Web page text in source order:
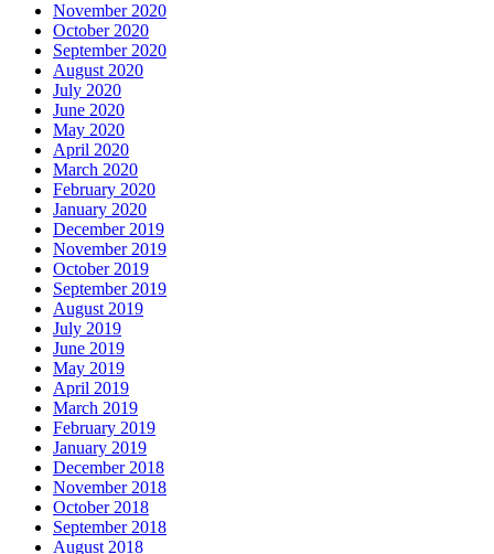
November 2020
October 2020
September 2020
August 2020
July 2020
June 2020
May 2020
April 2020
March 2020
February 2020
January 2020
December 2019
November 2019
October 2019
September 2019
August 2019
July 2019
June 2019
May 2019
April 2019
March 2019
February 2019
January 2019
December 2018
November 2018
October 2018
September 2018
August 2018